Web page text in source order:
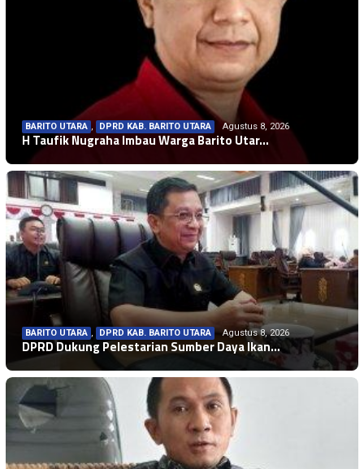
BARITO UTARA , DPRD KAB. BARITO UTARA Agustus 8, 2026
H Taufik Nugraha Imbau Warga Barito Utar…
BARITO UTARA , DPRD KAB. BARITO UTARA Agustus 8, 2026
DPRD Dukung Pelestarian Sumber Daya Ikan…